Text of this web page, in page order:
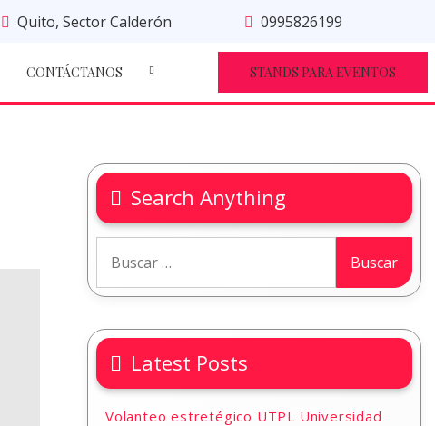
Quito, Sector Calderón 0995826199
CONTÁCTANOS STANDS PARA EVENTOS
Search Anything
Latest Posts
Volanteo estretégico UTPL Universidad